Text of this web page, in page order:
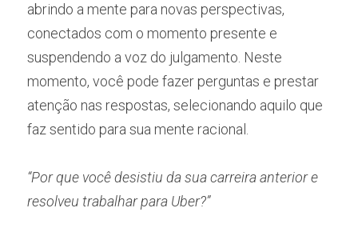
abrindo a mente para novas perspectivas,
conectados com o momento presente e
suspendendo a voz do julgamento. Neste
momento, você pode fazer perguntas e prestar
atenção nas respostas, selecionando aquilo que
faz sentido para sua mente racional.
“Por que você desistiu da sua carreira anterior e
resolveu trabalhar para Uber?”